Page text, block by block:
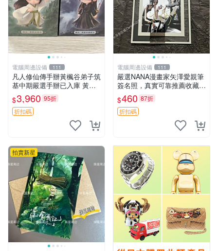
電腦周邊設備 111
凡人修仙傳手辦黃楓谷弟子筑
基中期嚴選手辦已入庫 黃楓
谷限定 黃楓谷手辦 凡人修仙
傳手辦 韓力 黃楓谷弟子 筑基
中期手辦 黃楓谷限量版 手辦
$3,960 95折
折扣碼
電腦周邊設備 111
嚴選NANA漫畫家矢澤愛親筆
簽名照，真實可靠推薦收藏
簽名活動現場親筆親簽 矢澤
愛限量作品 信賴保證 收藏佳
品
$460 87折
折扣碼
拍賣新星